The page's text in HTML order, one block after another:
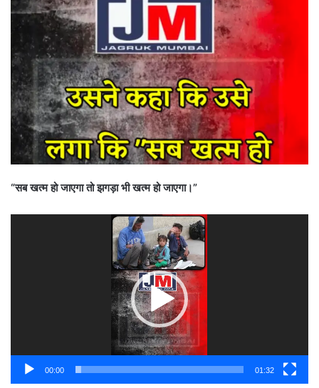
“सब खत्म हो जाएगा तो झगड़ा भी खत्म हो जाएगा।”
00:00 01:32